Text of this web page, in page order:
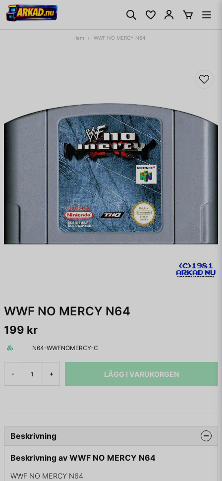
Hem WWF NO MERCY N64
WWF NO MERCY N64
199 kr
N64-WWFNOMERCY-C
- + LÄGG I VARUKORGEN
Beskrivning
Beskrivning av WWF NO MERCY N64
WWF NO MERCY N64